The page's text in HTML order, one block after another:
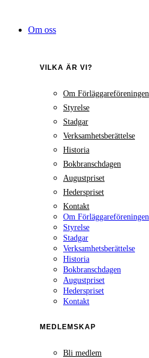
innehållOm oss
VILKA ÄR VI?
Om Förläggareföreningen
Styrelse
Stadgar
Verksamhetsberättelse
Historia
Bokbranschdagen
Augustpriset
Hederspriset
Kontakt
Om Förläggareföreningen
Styrelse
Stadgar
Verksamhetsberättelse
Historia
Bokbranschdagen
Augustpriset
Hederspriset
Kontakt
MEDLEMSKAP
Bli medlem